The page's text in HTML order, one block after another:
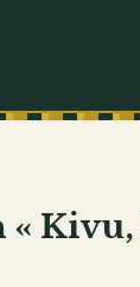
Kivu,